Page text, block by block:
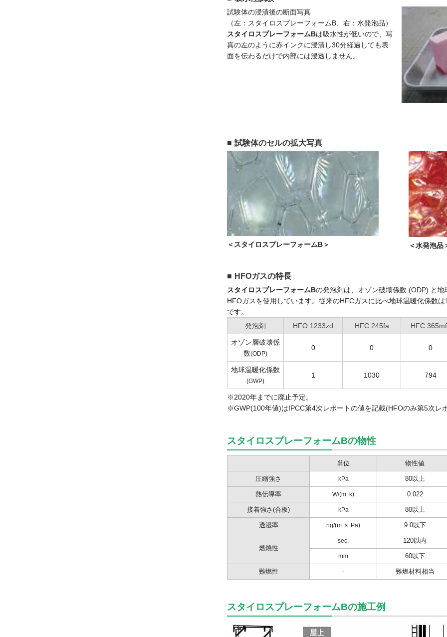
試験体の浸漬後の断面写真
（左：スタイロスプレーフォームB、右：水発泡品）
スタイロスプレーフォームBは吸水性が低いので、写
真の左のように赤インクに浸漬し30分経過しても表
面を伝わるだけで内部には浸透しません。
試験体のセルの拡大写真
＜スタイロスプレーフォームB＞ ＜水発泡品
HFOガスの特長
スタイロスプレーフォームBの発泡剤は、オゾン破壊係数 (ODP) と
HFOガスを使用しています。従来のHFCガスに比べ地球温暖化係数
です。
発泡剤
HFO 1233zd HFC 245fa HFC
オゾン層破壊係
数(ODP)
0 0 0
地球温暖化係数
(GWP)
1 1030 794
※2020年までに廃止予定。
※GWP(100年値)はIPCC第4次レポートの値を記載(HFOのみ第5次レ
スタイロスプレーフォームBの物性
単位 物性値
圧縮強さ kPa 80以上
熱伝導率 W/(m･k) 0.022
接着強さ(合板) kPa 80以上
透湿率 ng/(m･s･Pa) 9.0以下
燃焼性
sec. 120以内
mm 60以下
難燃性 - 難燃材料相当
スタイロスプレーフォームBの施工例